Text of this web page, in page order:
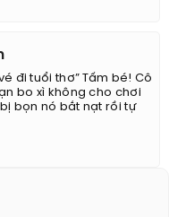
đi tuổi thơ” Tấm bé! Cô
bo xì không cho chơi
bọn nó bắt nạt rồi tự